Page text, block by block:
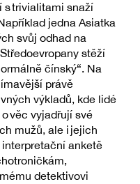
s trivialitami snaží
jedna Asiatka
svůj odhad na
stěží
čínský“. Na
právě
výkladů, kde lidé
věc vyjadřují své
mužů, ale i jejich
anketě
detektivovi